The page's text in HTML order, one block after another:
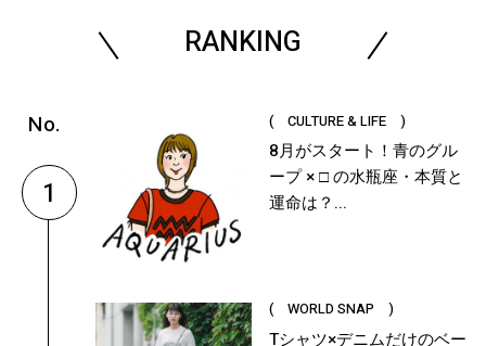
RANKING
1
( CULTURE & LIFE )
8月がスタート！青のグル
ープ × □ の水瓶座・本質と
運命は？...
( WORLD SNAP )
Tシャツ×デニムだけのベー